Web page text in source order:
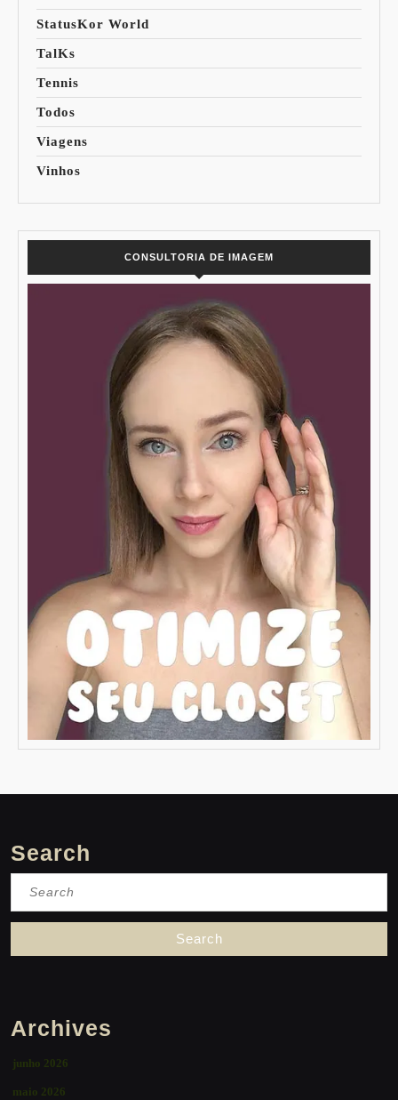
StatusKor World
TalKs
Tennis
Todos
Viagens
Vinhos
CONSULTORIA DE IMAGEM
Search
Archives
junho 2026
maio 2026